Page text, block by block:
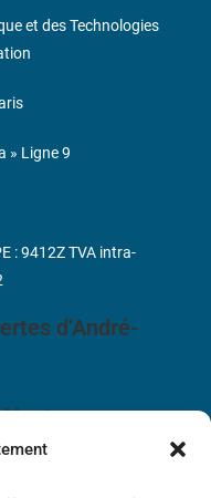
d’André-
Vente
et des Technologies
» Ligne 9
: 9412Z TVA intra-